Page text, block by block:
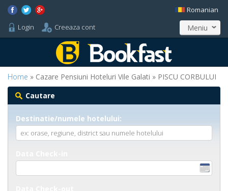
Login Creeaza cont
Romanian
Meniu
Home » Cazare Pensiuni Hoteluri Vile Galati » PISCU CORBULUI
Cautare
Destinatie/numele hotelului: